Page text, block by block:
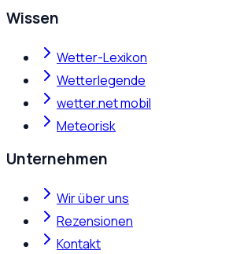
Wissen
Wetter-Lexikon
Wetterlegende
wetter.net mobil
Meteorisk
Unternehmen
Wir über uns
Rezensionen
Kontakt